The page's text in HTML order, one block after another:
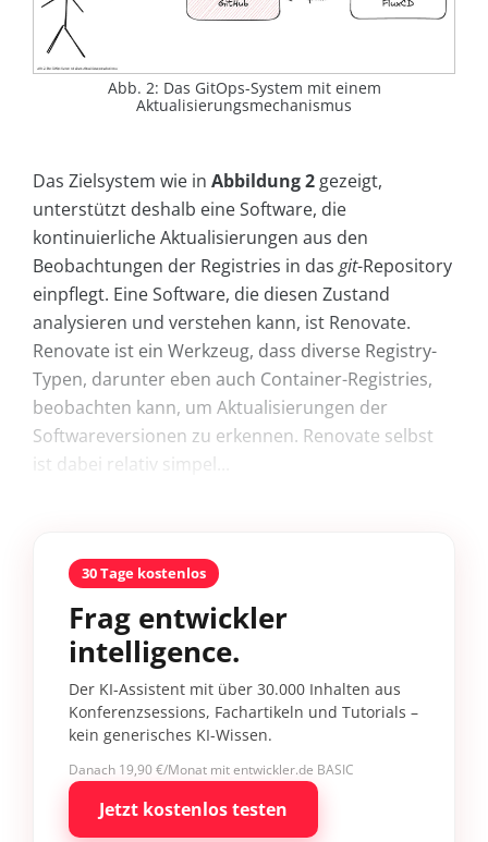
Abb. 2: Das GitOps-System mit einem
Aktualisierungsmechanismus
Das Zielsystem wie in Abbildung 2 gezeigt,
unterstützt deshalb eine Software, die
kontinuierliche Aktualisierungen aus den
Beobachtungen der Registries in das git-Repository
einpflegt. Eine Software, die diesen Zustand
analysieren und verstehen kann, ist Renovate.
Renovate ist ein Werkzeug, dass diverse Registry-
Typen, darunter eben auch Container-Registries,
beobachten kann, um Aktualisierungen der
Softwareversionen zu erkennen. Renovate selbst
ist dabei relativ simpel...
30 Tage kostenlos
Frag entwickler
intelligence.
Der KI-Assistent mit über 30.000 Inhalten aus
Konferenzsessions, Fachartikeln und Tutorials –
kein generisches KI-Wissen.
Danach 19,90 €/Monat mit entwickler.de BASIC
Jetzt kostenlos testen